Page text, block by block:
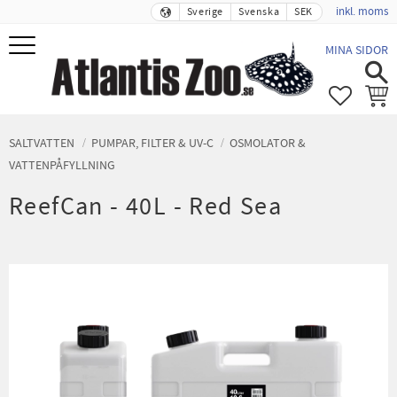
Meny
Sverige Svenska SEK inkl. moms
MINA SIDOR
SALTVATTEN PUMPAR, FILTER & UV-C
OSMOLATOR &
VATTENPÅFYLLNING
ReefCan - 40L - Red Sea